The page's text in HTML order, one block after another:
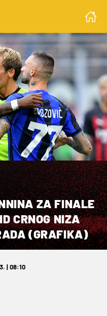
ZA FINALE
CRNOG NIZA
(GRAFIKA)
| 08:10